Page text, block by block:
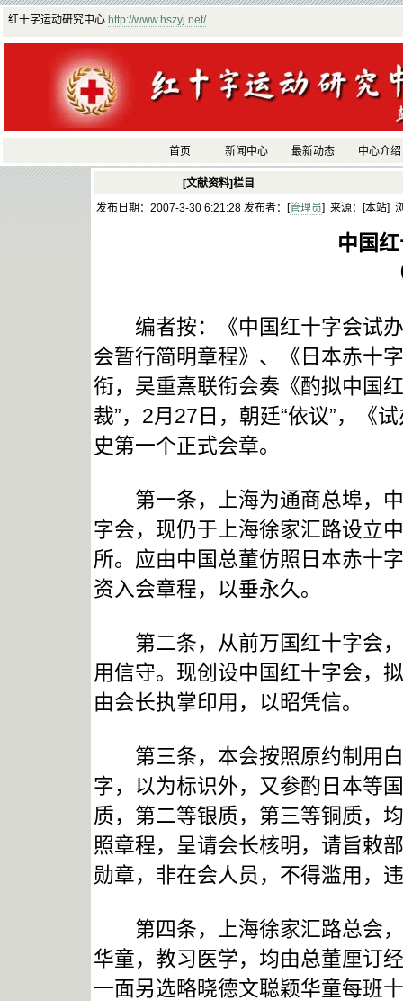
红十字运动研究中心 http://www.hszyj.net/
首页 新闻中心 最新动态 中心介绍
[文献资料]栏目
发布日期：2007-3-30 6:21:28 发布者：[管理员] 来源：[本站]
中国
编者按：《中国红十字会试办
会暂行简明章程》、《日本赤十
衔，吴重熹联衔会奏《酌拟中国
裁”，2月27日，朝廷“依议”，《
史第一个正式会章。
第一条，上海为通商总埠，中
字会，现仍于上海徐家汇路设立
所。应由中国总董仿照日本赤十
资入会章程，以垂永久。
第二条，从前万国红十字会，
用信守。现创设中国红十字会，
由会长执掌印用，以昭凭信。
第三条，本会按照原约制用白
字，以为标识外，又参酌日本等
质，第二等银质，第三等铜质，
照章程，呈请会长核明，请旨敕
勋章，非在会人员，不得滥用，
第四条，上海徐家汇路总会，
华童，教习医学，均由总董厘订
一面另选略晓德文聪颖华童每班